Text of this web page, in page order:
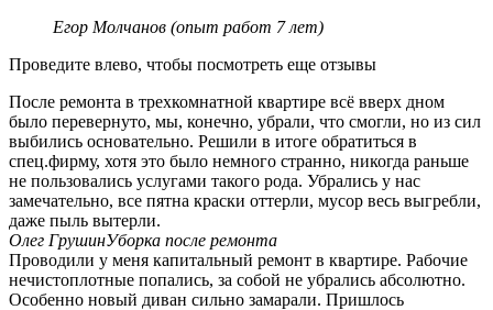
Егор Молчанов (опыт работ 7 лет)
Проведите влево, чтобы посмотреть еще отзывы
После ремонта в трехкомнатной квартире всё вверх дном
было перевернуто, мы, конечно, убрали, что смогли, но из сил
выбились основательно. Решили в итоге обратиться в
спец.фирму, хотя это было немного странно, никогда раньше
не пользовались услугами такого рода. Убрались у нас
замечательно, все пятна краски оттерли, мусор весь выгребли,
даже пыль вытерли.
Олег ГрушинУборка после ремонта
Проводили у меня капитальный ремонт в квартире. Рабочие
нечистоплотные попались, за собой не убрались абсолютно.
Особенно новый диван сильно замарали. Пришлось